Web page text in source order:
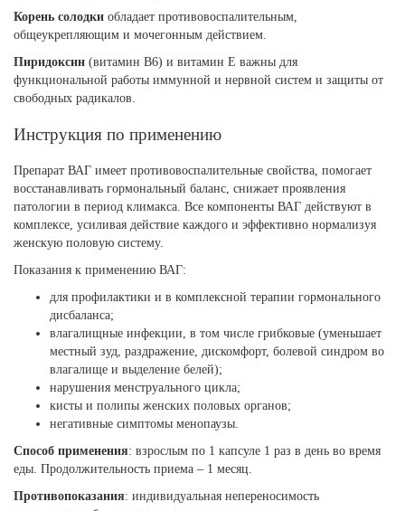
Корень солодки обладает противовоспалительным,
общеукрепляющим и мочегонным действием.
Пиридоксин (витамин В6) и витамин Е важны для
функциональной работы иммунной и нервной систем и защиты от
свободных радикалов.
Инструкция по применению
Препарат ВАГ имеет противовоспалительные свойства, помогает
восстанавливать гормональный баланс, снижает проявления
патологии в период климакса. Все компоненты ВАГ действуют в
комплексе, усиливая действие каждого и эффективно нормализуя
женскую половую систему.
Показания к применению ВАГ:
для профилактики и в комплексной терапии гормонального
дисбаланса;
влагалищные инфекции, в том числе грибковые (уменьшает
местный зуд, раздражение, дискомфорт, болевой синдром во
влагалище и выделение белей);
нарушения менструального цикла;
кисты и полипы женских половых органов;
негативные симптомы менопаузы.
Способ применения: взрослым по 1 капсуле 1 раз в день во время
еды. Продолжительность приема – 1 месяц.
Противопоказания: индивидуальная непереносимость